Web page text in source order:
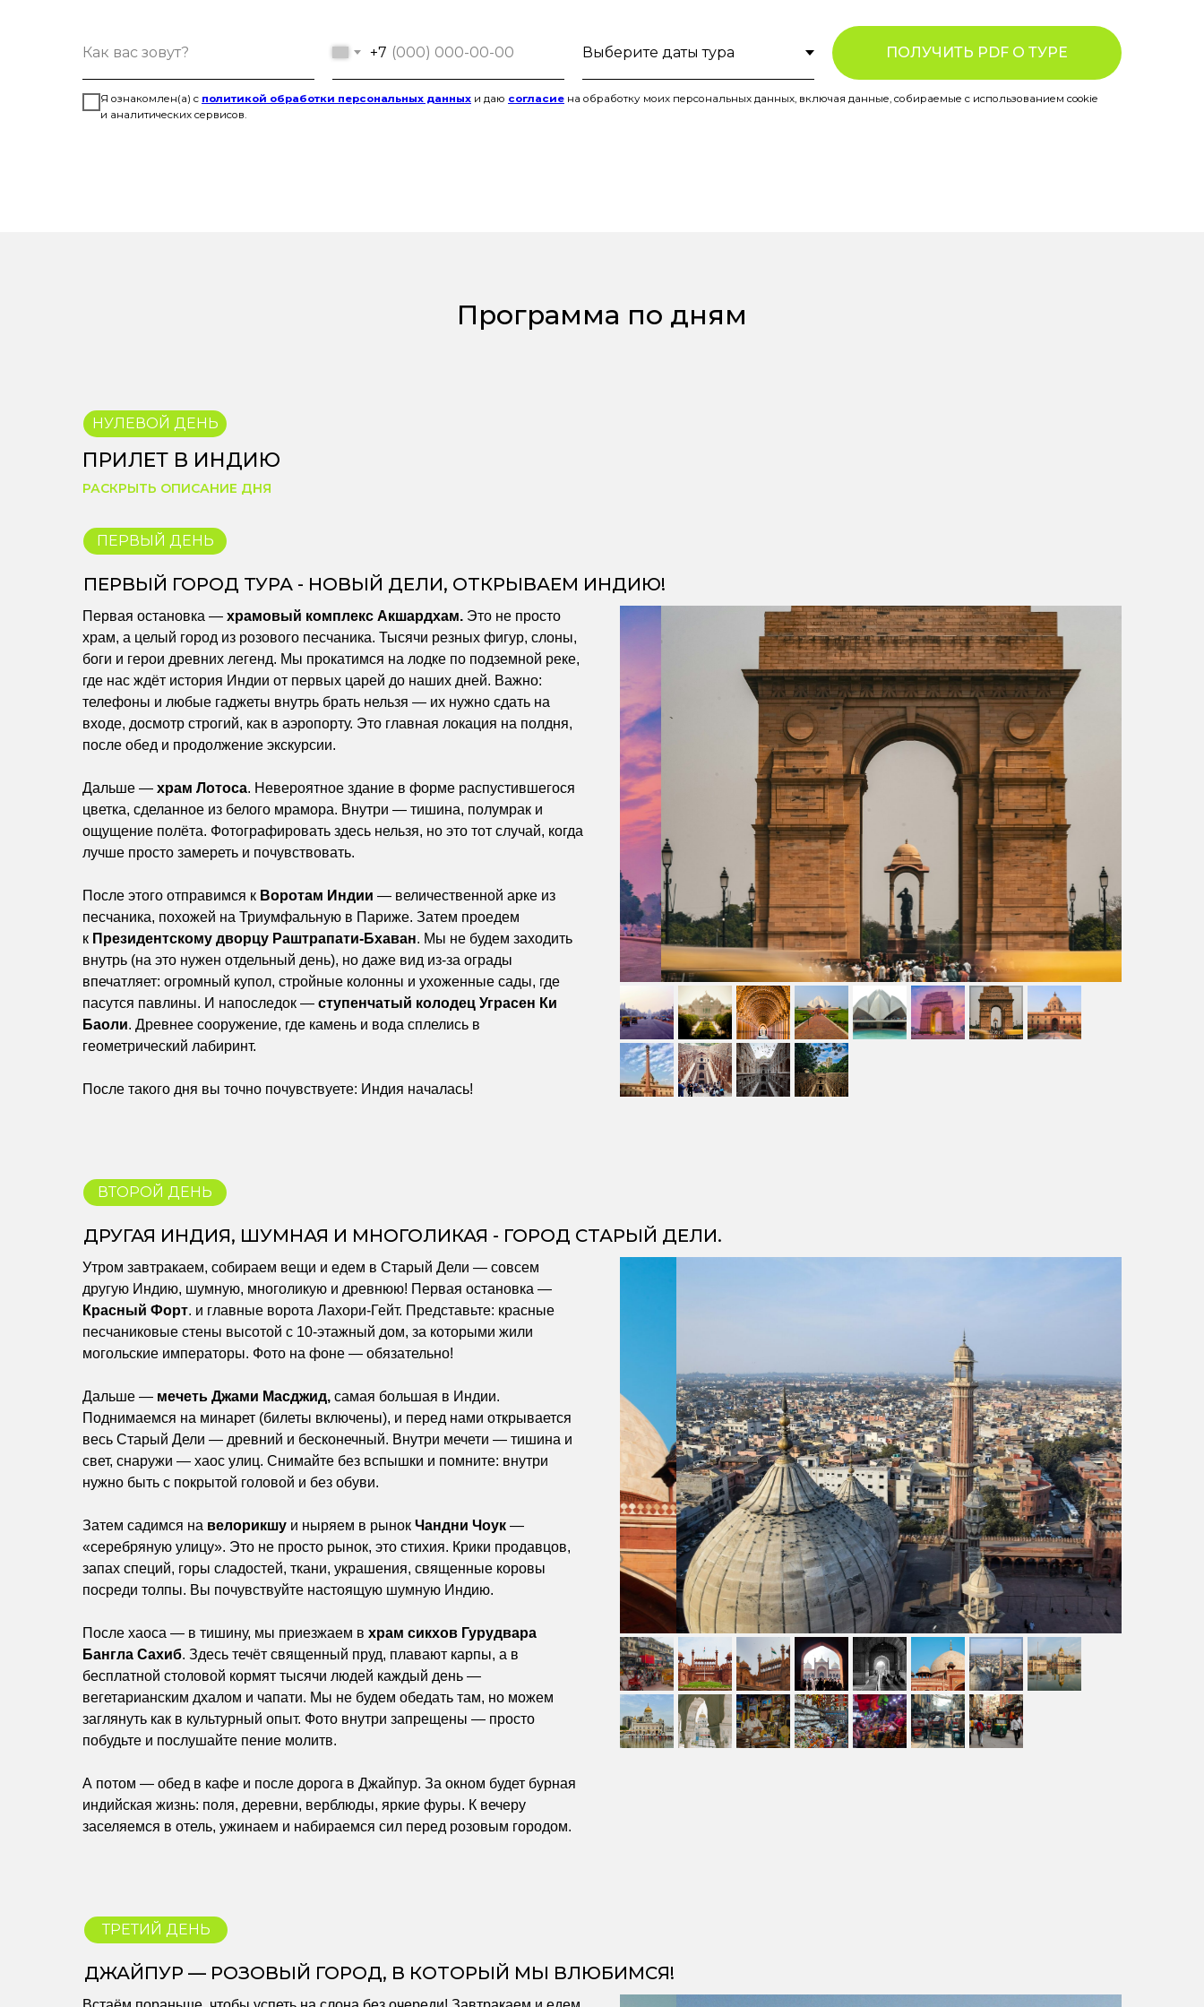
+7
Я ознакомлен(а) с политикой обработки персональных данных и даю согласие на обработку моих персональных данных, включая данные, собираемые с использованием cookie
и аналитических сервисов.
ПОЛУЧИТЬ PDF О ТУРЕ
Программа по дням
НУЛЕВОЙ ДЕНЬ
ПРИЛЕТ В ИНДИЮ
РАСКРЫТЬ ОПИСАНИЕ ДНЯ
ПЕРВЫЙ ДЕНЬ
ПЕРВЫЙ ГОРОД ТУРА - НОВЫЙ ДЕЛИ, ОТКРЫВАЕМ ИНДИЮ!
Первая остановка — храмовый комплекс Акшардхам. Это не просто
храм, а целый город из розового песчаника. Тысячи резных фигур, слоны,
боги и герои древних легенд. Мы прокатимся на лодке по подземной реке,
где нас ждёт история Индии от первых царей до наших дней. Важно:
телефоны и любые гаджеты внутрь брать нельзя — их нужно сдать на
входе, досмотр строгий, как в аэропорту. Это главная локация на полдня,
после обед и продолжение экскурсии.
Дальше — храм Лотоса. Невероятное здание в форме распустившегося
цветка, сделанное из белого мрамора. Внутри — тишина, полумрак и
ощущение полёта. Фотографировать здесь нельзя, но это тот случай, когда
лучше просто замереть и почувствовать.
После этого отправимся к Воротам Индии — величественной арке из
песчаника, похожей на Триумфальную в Париже. Затем проедем
к Президентскому дворцу Раштрапати-Бхаван. Мы не будем заходить
внутрь (на это нужен отдельный день), но даже вид из-за ограды
впечатляет: огромный купол, стройные колонны и ухоженные сады, где
пасутся павлины. И напоследок — ступенчатый колодец Уграсен Ки
Баоли. Древнее сооружение, где камень и вода сплелись в
геометрический лабиринт.
После такого дня вы точно почувствуете: Индия началась!
ВТОРОЙ ДЕНЬ
ДРУГАЯ ИНДИЯ, ШУМНАЯ И МНОГОЛИКАЯ - ГОРОД СТАРЫЙ ДЕЛИ.
Утром завтракаем, собираем вещи и едем в Старый Дели — совсем
другую Индию, шумную, многоликую и древнюю! Первая остановка —
Красный Форт. и главные ворота Лахори-Гейт. Представьте: красные
песчаниковые стены высотой с 10-этажный дом, за которыми жили
могольские императоры. Фото на фоне — обязательно!
Дальше — мечеть Джами Масджид, самая большая в Индии.
Поднимаемся на минарет (билеты включены), и перед нами открывается
весь Старый Дели — древний и бесконечный. Внутри мечети — тишина и
свет, снаружи — хаос улиц. Снимайте без вспышки и помните: внутри
нужно быть с покрытой головой и без обуви.
Затем садимся на велорикшу и ныряем в рынок Чандни Чоук —
«серебряную улицу». Это не просто рынок, это стихия. Крики продавцов,
запах специй, горы сладостей, ткани, украшения, священные коровы
посреди толпы. Вы почувствуйте настоящую шумную Индию.
После хаоса — в тишину, мы приезжаем в храм сикхов Гурудвара
Бангла Сахиб. Здесь течёт священный пруд, плавают карпы, а в
бесплатной столовой кормят тысячи людей каждый день —
вегетарианским дхалом и чапати. Мы не будем обедать там, но можем
заглянуть как в культурный опыт. Фото внутри запрещены — просто
побудьте и послушайте пение молитв.
А потом — обед в кафе и после дорога в Джайпур. За окном будет бурная
индийская жизнь: поля, деревни, верблюды, яркие фуры. К вечеру
заселяемся в отель, ужинаем и набираемся сил перед розовым городом.
ТРЕТИЙ ДЕНЬ
ДЖАЙПУР — РОЗОВЫЙ ГОРОД, В КОТОРЫЙ МЫ ВЛЮБИМСЯ!